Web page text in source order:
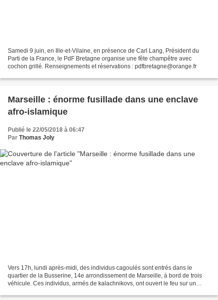
Samedi 9 juin, en Ille-et-Vilaine, en présence de Carl Lang, Président du
Parti de la France, le PdF Bretagne organise une fête champêtre avec
cochon grillé. Renseignements et réservations : pdfbretagne@orange.fr
Marseille : énorme fusillade dans une enclave
afro-islamique
Publié le 22/05/2018 à 06:47
Par Thomas Joly
Vers 17h, lundi après-midi, des individus cagoulés sont entrés dans le
quartier de la Busserine, 14e arrondissement de Marseille, à bord de trois
véhicule. Ces individus, armés de kalachnikovs, ont ouvert le feu sur un